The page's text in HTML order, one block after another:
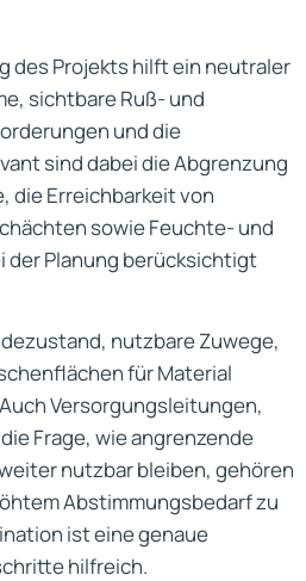
des Projekts hilft ein neutraler
sichtbare Ruß- und
und die
sind dabei die Abgrenzung
die Erreichbarkeit von
sowie Feuchte- und
der Planung berücksichtigt
nutzbare Zuwege,
für Material
Versorgungsleitungen,
Frage, wie angrenzende
nutzbar bleiben, gehören
Abstimmungsbedarf zu
ist eine genaue
hilfreich.